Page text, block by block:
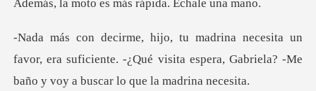
favor, era suficiente. -¿Qué visita espera, Gabriela